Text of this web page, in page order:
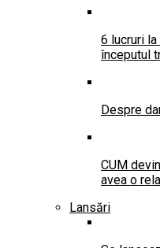
6 lucruri
începutul
Despre
CUM
avea o
Lansări